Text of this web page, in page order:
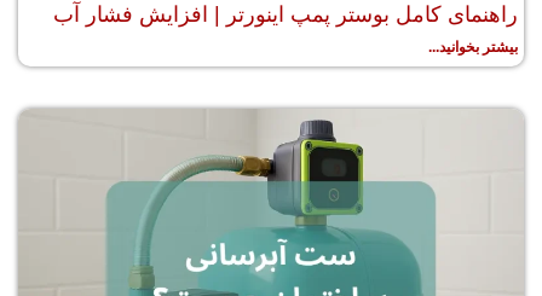
راهنمای کامل بوستر پمپ اینورتر | افزایش فشار آب
بیشتر بخوانید...